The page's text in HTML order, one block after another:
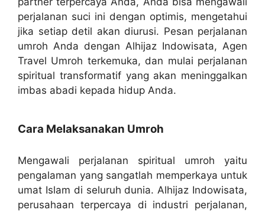
perjalanan suci ini dengan optimis, mengetahui
jika setiap detil akan diurusi. Pesan perjalanan
umroh Anda dengan Alhijaz Indowisata, Agen
Travel Umroh terkemuka, dan mulai perjalanan
spiritual transformatif yang akan meninggalkan
imbas abadi kepada hidup Anda.
Cara Melaksanakan Umroh
Mengawali perjalanan spiritual umroh yaitu
pengalaman yang sangatlah memperkaya untuk
umat Islam di seluruh dunia. Alhijaz Indowisata,
perusahaan terpercaya di industri perjalanan,